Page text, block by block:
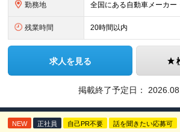
勤務地
残業時間 20時間以内
求人を見る
掲載終了予定日：
NEW 正社員 自己PR不要 話を聞きたい応募可